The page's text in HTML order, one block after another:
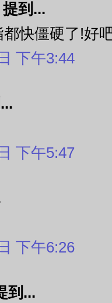
到...
快僵硬了!好
下午3:44
下午5:47
下午6:26
到...